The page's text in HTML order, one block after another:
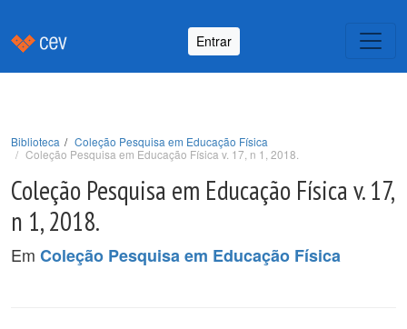
Entrar
Biblioteca
Coleção Pesquisa em Educação Física
Coleção Pesquisa em Educação Física v. 17, n 1, 2018.
Coleção Pesquisa em Educação Física v. 17,
n 1, 2018.
Em Coleção Pesquisa em Educação Física